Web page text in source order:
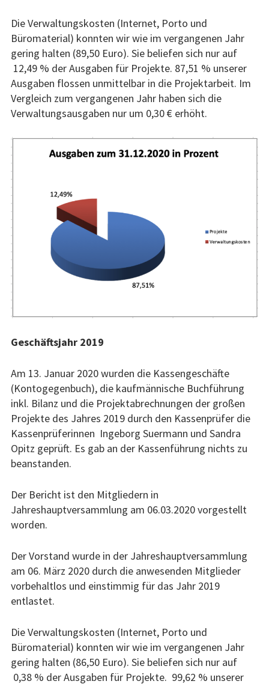
Stadtinfo zu Smolensk
Historisches zu Smolensk
Aktuelles zu Smolensk
Künstler
Links
Aktuell
Die Verwaltungskosten (Internet, Porto und
Büromaterial) konnten wir wie im vergangenen Jahr
gering halten (89,50 Euro). Sie beliefen sich nur auf
12,49 % der Ausgaben für Projekte. 87,51 % unserer
Ausgaben flossen unmittelbar in die Projektarbeit. Im
Vergleich zum vergangenen Jahr haben sich die
Verwaltungsausgaben nur um 0,30 € erhöht.
Geschäftsjahr 2019
Am 13. Januar 2020 wurden die Kassengeschäfte
(Kontogegenbuch), die kaufmännische Buchführung
inkl. Bilanz und die Projektabrechnungen der großen
Projekte des Jahres 2019 durch den Kassenprüfer die
Kassenprüferinnen Ingeborg Suermann und Sandra
Opitz geprüft. Es gab an der Kassenführung nichts zu
beanstanden.
Der Bericht ist den Mitgliedern in
Jahreshauptversammlung am 06.03.2020 vorgestellt
worden.
Der Vorstand wurde in der Jahreshauptversammlung
am 06. März 2020 durch die anwesenden Mitglieder
vorbehaltlos und einstimmig für das Jahr 2019
entlastet.
Die Verwaltungskosten (Internet, Porto und
Büromaterial) konnten wir wie im vergangenen Jahr
gering halten (86,50 Euro). Sie beliefen sich nur auf
0,38 % der Ausgaben für Projekte. 99,62 % unserer